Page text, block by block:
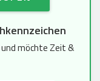
möchte Zeit &